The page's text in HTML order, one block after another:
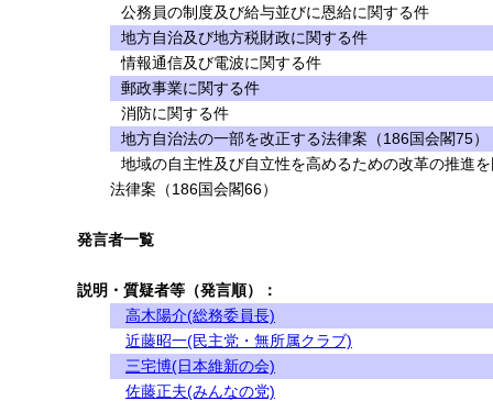
公務員の制度及び給与並びに恩給に関する件
地方自治及び地方税財政に関する件
情報通信及び電波に関する件
郵政事業に関する件
消防に関する件
地方自治法の一部を改正する法律案（186国会閣75）
地域の自主性及び自立性を高めるための改革の推進
法律案（186国会閣66）
発言者一覧
説明・質疑者等（発言順）：
高木陽介(総務委員長)
近藤昭一(民主党・無所属クラブ)
三宅博(日本維新の会)
佐藤正夫(みんなの党)